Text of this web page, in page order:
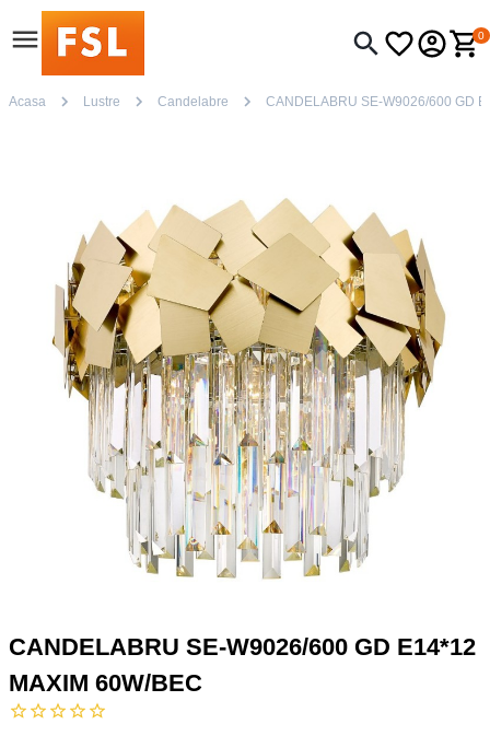
0
Acasa Lustre Candelabre CANDELABRU SE-W9026/600 GD
CANDELABRU SE-W9026/600 GD E14*12
MAXIM 60W/BEC